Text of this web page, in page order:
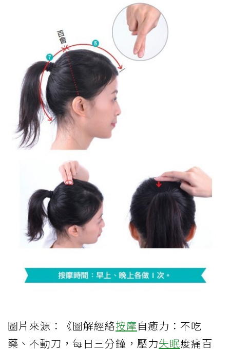
圖片來源：《圖解經絡按摩自癒力：不吃
藥、不動刀，每日三分鐘，壓力失眠痠痛百